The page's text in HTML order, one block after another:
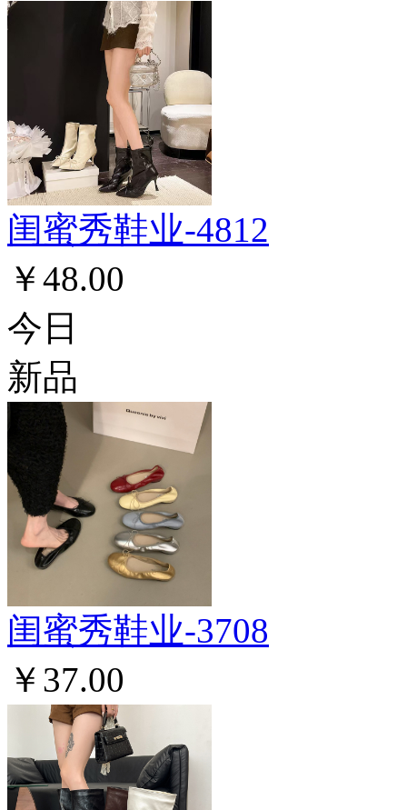
闺蜜秀鞋业-4812
￥48.00
今日
新品
闺蜜秀鞋业-3708
￥37.00